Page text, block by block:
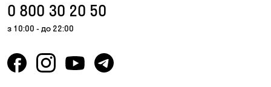
0 800 30 20 50
з 10:00 - до 22:00